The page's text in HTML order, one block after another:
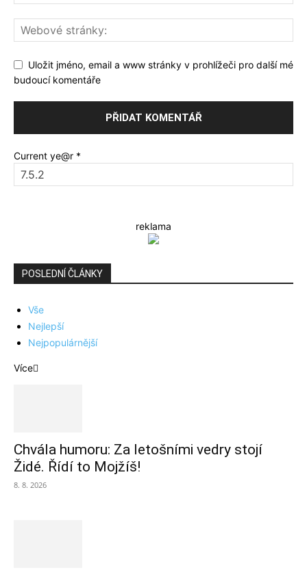
Uložit jméno, email a www stránky v prohlížeči pro další mé
budoucí komentáře
Current ye@r *
reklama
POSLEDNÍ ČLÁNKY
Vše
Nejlepší
Nejpopulárnější
Více
Chvála humoru: Za letošními vedry stojí
Židé. Řídí to Mojžíš!
8. 8. 2026